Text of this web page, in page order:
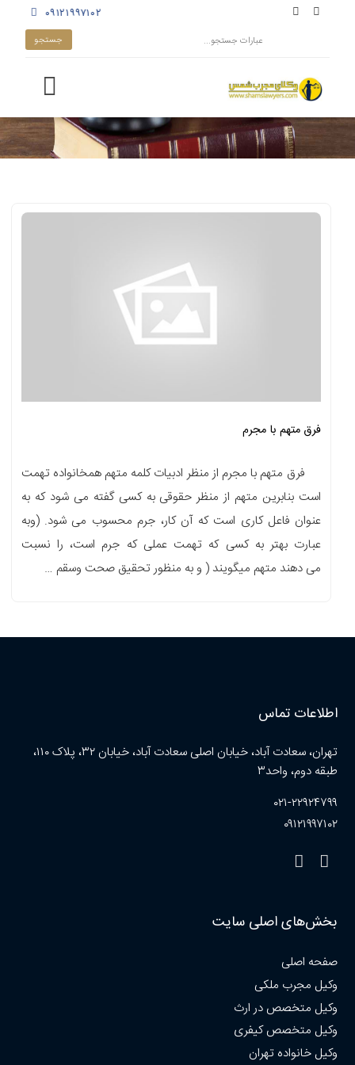
۰۹۱۲۱۹۹۷۱۰۲
فرق متهم با مجرم
فرق متهم با مجرم از منظر ادبیات کلمه متهم همخانواده تهمت
است بنابرین متهم از منظر حقوقی به کسی گفته می شود که به
عنوان فاعل کاری است که آن کار، جرم محسوب می شود. (وبه
عبارت بهتر به کسی که تهمت عملی که جرم است، را نسبت
می دهند متهم میگویند ( و به منظور تحقیق صحت وسقم …
اطلاعات تماس
تهران، سعادت آباد، خیابان اصلی سعادت آباد، خیابان ۳۲، پلاک ۱۱۰،
طبقه دوم، واحد۳
۰۲۱-۲۲۹۲۴۷۹۹
۰۹۱۲۱۹۹۷۱۰۲
بخش‌های اصلی سایت
صفحه اصلی
وکیل مجرب ملکی
وکیل متخصص در ارث
وکیل متخصص کیفری
وکیل خانواده تهران